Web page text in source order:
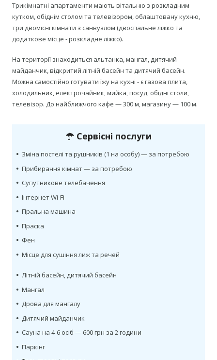
Трикімнатні апартаменти мають вітальню з розкладним
кутком, обіднім столом та телевізором, облаштовану кухню,
три двомісні кімнати з санвузлом (двоспальне ліжко та
додаткове місце - розкладне ліжко).
На території знаходиться альтанка, мангал, дитячий
майданчик, відкритий літній басейн та дитячий басейн.
Можна самостійно готувати їжу на кухні - є газова плита,
холодильник, електрочайник, мийка, посуд, обідні столи,
телевізор. До найближчого кафе — 300 м, магазину — 100 м.
Сервісні послуги
• Зміна постелі та рушників (1 на особу) — за потребою
• Прибирання кімнат — за потребою
• Супутникове телебачення
• Інтернет Wi-Fi
• Пральна машина
• Праска
• Фен
• Місце для сушіння лиж та речей
• Літній басейн, дитячий басейн
• Мангал
• Дрова для мангалу
• Дитячий майданчик
• Сауна на 4-6 осіб — 600 грн за 2 години
• Паркінг